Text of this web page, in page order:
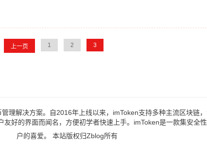
上一页 1 2 3
理解决方案。自2016年上线以来，imToken支持多种主流区块链
好的界面而闻名，方便初学者快速上手。imToken是一款集安全
户的喜爱。 本站版权归Zblog所有